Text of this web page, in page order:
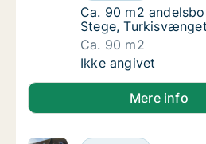
Ca. 90 m2
Ca. 90 m2
Stege, Turkisvænget
Ca. 90 m2
Ca. 90 m2
Ikke angivet
Mere info